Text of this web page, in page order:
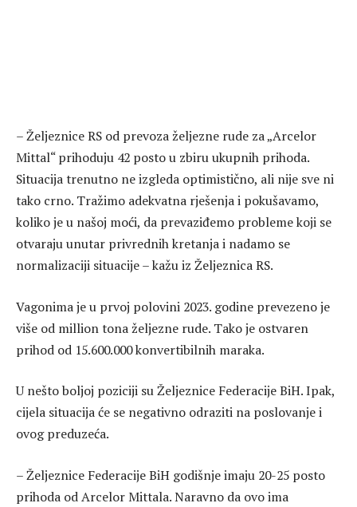
– Željeznice RS od prevoza željezne rude za „Arcelor
Mittal“ prihoduju 42 posto u zbiru ukupnih prihoda.
Situacija trenutno ne izgleda optimistično, ali nije sve ni
tako crno. Tražimo adekvatna rješenja i pokušavamo,
koliko je u našoj moći, da prevaziđemo probleme koji se
otvaraju unutar privrednih kretanja i nadamo se
normalizaciji situacije – kažu iz Željeznica RS.
Vagonima je u prvoj polovini 2023. godine prevezeno je
više od million tona željezne rude. Tako je ostvaren
prihod od 15.600.000 konvertibilnih maraka.
U nešto boljoj poziciji su Željeznice Federacije BiH. Ipak,
cijela situacija će se negativno odraziti na poslovanje i
ovog preduzeća.
– Željeznice Federacije BiH godišnje imaju 20-25 posto
prihoda od Arcelor Mittala. Naravno da ovo ima